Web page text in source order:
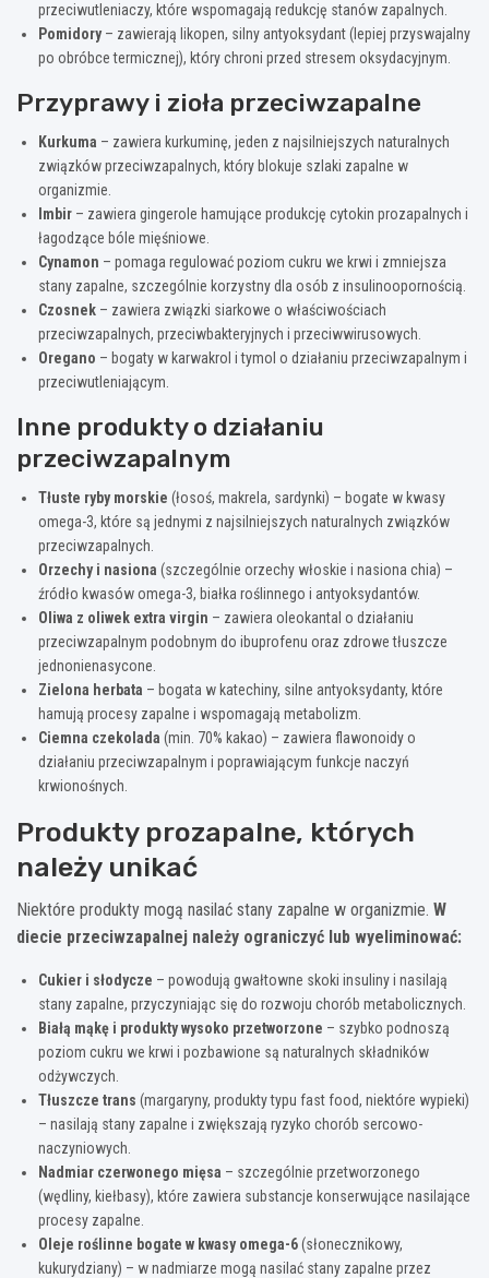
przeciwutleniaczy, które wspomagają redukcję stanów zapalnych.
Pomidory– zawierają likopen, silny antyoksydant (lepiej przyswajalny
po obróbce termicznej), który chroni przed stresem oksydacyjnym.
Przyprawy i zioła przeciwzapalne
Kurkuma – zawiera kurkuminę, jeden z najsilniejszych naturalnych
związków przeciwzapalnych, który blokuje szlaki zapalne w
organizmie.
Imbir – zawiera gingerole hamujące produkcję cytokin prozapalnych i
łagodzące bóle mięśniowe.
Cynamon – pomaga regulować poziom cukru we krwi i zmniejsza
stany zapalne, szczególnie korzystny dla osób z insulinoopornością.
Czosnek – zawiera związki siarkowe o właściwościach
przeciwzapalnych, przeciwbakteryjnych i przeciwwirusowych.
Oregano – bogaty w karwakrol i tymol o działaniu przeciwzapalnym i
przeciwutleniającym.
Inne produkty o działaniu
przeciwzapalnym
Tłuste ryby morskie (łosoś, makrela, sardynki) – bogate w kwasy
omega-3, które są jednymi z najsilniejszych naturalnych związków
przeciwzapalnych.
Orzechy i nasiona (szczególnie orzechy włoskie i nasiona chia) –
źródło kwasów omega-3, białka roślinnego i antyoksydantów.
Oliwa z oliwek extra virgin – zawiera oleokantal o działaniu
przeciwzapalnym podobnym do ibuprofenu oraz zdrowe tłuszcze
jednonienasycone.
Zielona herbata – bogata w katechiny, silne antyoksydanty, które
hamują procesy zapalne i wspomagają metabolizm.
Ciemna czekolada (min. 70% kakao) – zawiera flawonoidy o
działaniu przeciwzapalnym i poprawiającym funkcje naczyń
krwionośnych.
Produkty prozapalne, których
należy unikać
Niektóre produkty mogą nasilać stany zapalne w organizmie. W
diecie przeciwzapalnej należy ograniczyć lub wyeliminować:
Cukier i słodycze – powodują gwałtowne skoki insuliny i nasilają
stany zapalne, przyczyniając się do rozwoju chorób metabolicznych.
Białą mąkę i produkty wysoko przetworzone – szybko podnoszą
poziom cukru we krwi i pozbawione są naturalnych składników
odżywczych.
Tłuszcze trans (margaryny, produkty typu fast food, niektóre wypieki)
– nasilają stany zapalne i zwiększają ryzyko chorób sercowo-
naczyniowych.
Nadmiar czerwonego mięsa – szczególnie przetworzonego
(wędliny, kiełbasy), które zawiera substancje konserwujące nasilające
procesy zapalne.
Oleje roślinne bogate w kwasy omega-6(słonecznikowy,
kukurydziany) – w nadmiarze mogą nasilać stany zapalne przez